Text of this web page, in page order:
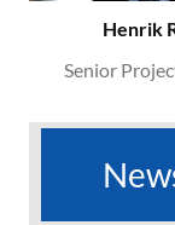
Henrik
Senior